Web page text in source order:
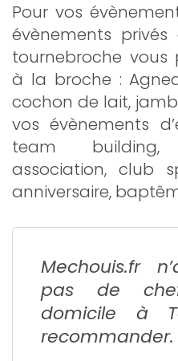
Pour vos
évènements
tournebroche vous
à la broche :
cochon de lait,
vos évènements
team building,
association, club
anniversaire,
Mechouis.fr
pas de
domicile à
recommander.